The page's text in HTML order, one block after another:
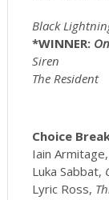
Black
*WINNER:
Siren
The Resident
Choice
Iain Armitage,
Luka Sabbat,
Lyric Ross,